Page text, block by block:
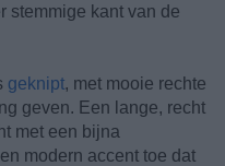
stemmige kant van de
geknipt, met mooie rechte
geven. Een lange, recht
met een bijna
modern accent toe dat